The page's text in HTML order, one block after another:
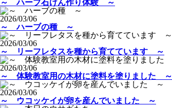
～ ハーブ石けん作り体験 ～
2026/03/06
～ ハーブの種 ～
2026/03/06
～ リーフレタスを種から育てています ～
2026/03/06
～ 体験教室用の木材に塗料を塗りました ～
2026/03/06
～ ウコッケイが卵を産んでいました ～